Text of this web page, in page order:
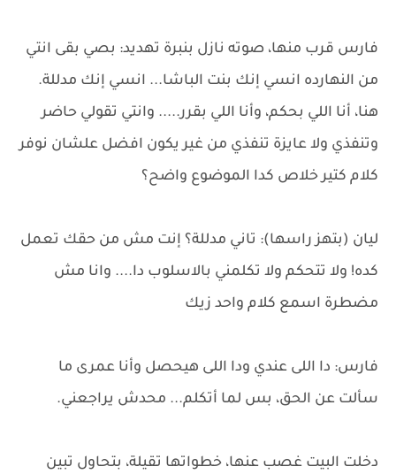
فارس قرب منها، صوته نازل بنبرة تهديد: بصي بقى انتي
من النهارده انسي إنك بنت الباشا... انسي إنك مدللة.
هنا، أنا اللي بحكم، وأنا اللي بقرر..... وانتي تقولي حاضر
وتنفذي ولا عايزة تنفذي من غير يكون افضل علشان نوفر
كلام كتير خلاص كدا الموضوع واضح؟
ليان (بتهز راسها): تاني مدللة؟ إنت مش من حقك تعمل
كده! ولا تتحكم ولا تكلمني بالاسلوب دا.... وانا مش
مضطرة اسمع كلام واحد زيك
فارس: دا اللى عندي ودا اللى هيحصل وأنا عمرى ما
سألت عن الحق، بس لما أتكلم... محدش يراجعني.
دخلت البيت غصب عنها، خطواتها تقيلة، بتحاول تبين